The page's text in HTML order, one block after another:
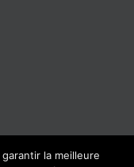
la meilleure